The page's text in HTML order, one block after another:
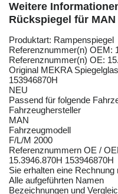
Weitere
Rückspiegel für MAN
Produktart: Rampenspiegel
Referenznummer(n) OEM:
Referenznummer(n) OE:
Original MEKRA
153946870H
NEU
Passend für folgende
Fahrzeughersteller
MAN
Fahrzeugmodell
F/L/M 2000
Referenznummern OE /
15.3946.870H 153946870H
Sie erhalten eine
Alle aufgeführten Namen
Bezeichnungen und